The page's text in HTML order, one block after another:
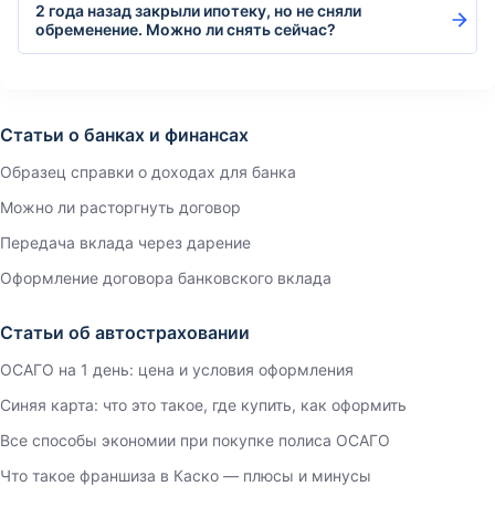
2 года назад закрыли ипотеку, но не сняли
обременение. Можно ли снять сейчас?
Статьи о банках и финансах
Образец справки о доходах для банка
Можно ли расторгнуть договор
Передача вклада через дарение
Оформление договора банковского вклада
Статьи об автостраховании
ОСАГО на 1 день: цена и условия оформления
Синяя карта: что это такое, где купить, как оформить
Все способы экономии при покупке полиса ОСАГО
Что такое франшиза в Каско — плюсы и минусы